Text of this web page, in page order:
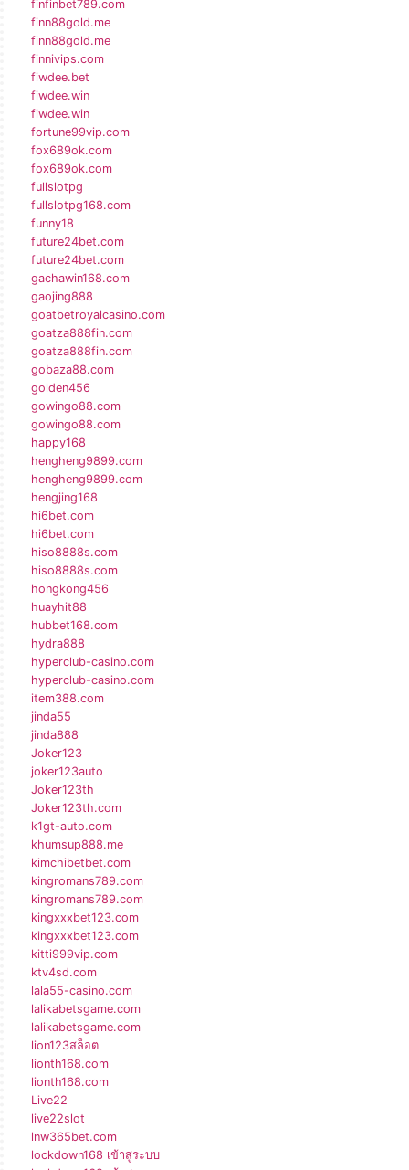
finfinbet789.com
finn88gold.me
finn88gold.me
finnivips.com
fiwdee.bet
fiwdee.win
fiwdee.win
fortune99vip.com
fox689ok.com
fox689ok.com
fullslotpg
fullslotpg168.com
funny18
future24bet.com
future24bet.com
gachawin168.com
gaojing888
goatbetroyalcasino.com
goatza888fin.com
goatza888fin.com
gobaza88.com
golden456
gowingo88.com
gowingo88.com
happy168
hengheng9899.com
hengheng9899.com
hengjing168
hi6bet.com
hi6bet.com
hiso8888s.com
hiso8888s.com
hongkong456
huayhit88
hubbet168.com
hydra888
hyperclub-casino.com
hyperclub-casino.com
item388.com
jinda55
jinda888
Joker123
joker123auto
Joker123th
Joker123th.com
k1gt-auto.com
khumsup888.me
kimchibetbet.com
kingromans789.com
kingromans789.com
kingxxxbet123.com
kingxxxbet123.com
kitti999vip.com
ktv4sd.com
lala55-casino.com
lalikabetsgame.com
lalikabetsgame.com
lion123สล็อต
lionth168.com
lionth168.com
Live22
live22slot
lnw365bet.com
lockdown168 เข้าสู่ระบบ